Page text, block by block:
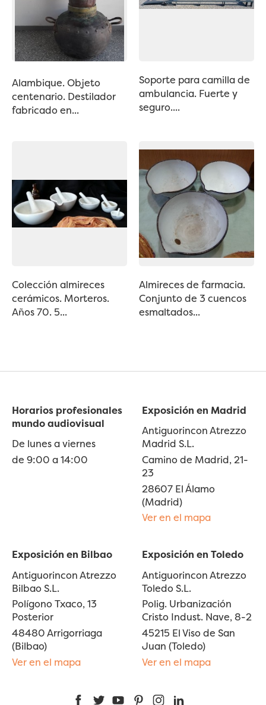
Alambique. Objeto
centenario. Destilador
fabricado en...
Soporte para camilla de
ambulancia. Fuerte y
seguro....
Colección almireces
cerámicos. Morteros.
Años 70. 5...
Almireces de farmacia.
Conjunto de 3 cuencos
esmaltados...
Horarios profesionales
mundo audiovisual
De lunes a viernes
de 9:00 a 14:00
Exposición en Madrid
Antiguorincon Atrezzo
Madrid S.L.
Camino de Madrid, 21-
23
28607 El Álamo
(Madrid)
Ver en el mapa
Exposición en Bilbao
Antiguorincon Atrezzo
Bilbao S.L.
Polígono Txaco, 13
Posterior
48480 Arrigorriaga
(Bilbao)
Ver en el mapa
Exposición en Toledo
Antiguorincon Atrezzo
Toledo S.L.
Polig. Urbanización
Cristo Indust. Nave, 8-2
45215 El Viso de San
Juan (Toledo)
Ver en el mapa
FacebookTwitterYouTubePinterestInstagram